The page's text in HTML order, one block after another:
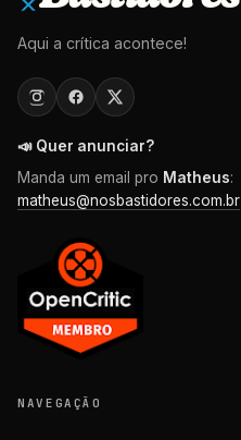
Aqui a crítica acontece!
📣 Quer anunciar?
Manda um email pro Matheus:
matheus@nosbastidores.com.br
NAVEGAÇÃO